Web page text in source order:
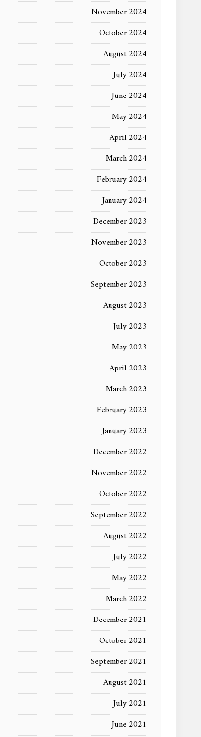
November 2024
October 2024
August 2024
July 2024
June 2024
May 2024
April 2024
March 2024
February 2024
January 2024
December 2023
November 2023
October 2023
September 2023
August 2023
July 2023
May 2023
April 2023
March 2023
February 2023
January 2023
December 2022
November 2022
October 2022
September 2022
August 2022
July 2022
May 2022
March 2022
December 2021
October 2021
September 2021
August 2021
July 2021
June 2021